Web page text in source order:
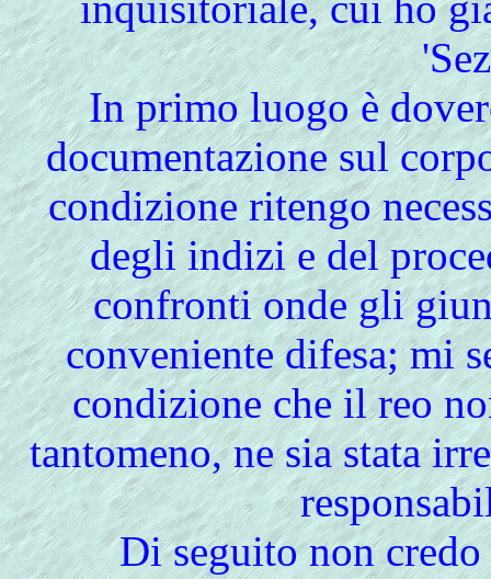
In primo luogo è
documentazione sul
condizione ritengo
degli indizi e del
confronti onde gli
conveniente difesa; mi
condizione che il reo
tantomeno, ne sia stata
Diseguito non